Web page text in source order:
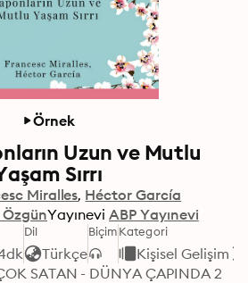
Örnek
Uzun ve Mutlu
Sırrı
Miralles Héctor García
ÖzgünYayınevi ABP Yayınevi
Dil
Türkçe
BiçimKategori
Kişisel Gelişim
SATAN - DÜNYA ÇAPINDA 2